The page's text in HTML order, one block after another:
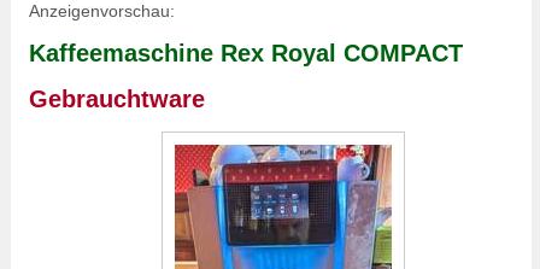
Anzeigenvorschau:
Kaffeemaschine Rex Royal COMPACT
Gebrauchtware